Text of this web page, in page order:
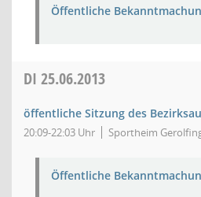
Öffentliche
DI 25.06.2013
öffentliche Sitzung des
20:09-22:03 Uhr Sportheim
Öffentliche